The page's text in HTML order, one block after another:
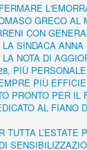
GRECO AL
CON
SINDACA ANNA
LA NOTA DI
PIÙ
PIÙ
PRONTO PER IL
AL FIANO
TUTTA L’ESTATE